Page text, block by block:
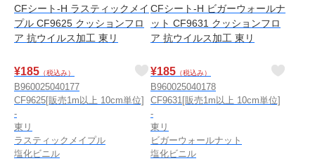
CFシート-H ラスティックメイ
プル CF9625 クッションフロ
ア 抗ウイルス加工 東リ
¥185 （税込み）
B960025040177
CF9625[販売1m以上 10cm単位]
-
東リ
ラスティックメイプル
塩化ビニル
CFシート-H ビガーウォールナ
ット CF9631 クッションフロ
ア 抗ウイルス加工 東リ
¥185 （税込み）
B960025040178
CF9631[販売1m以上 10cm単位]
-
東リ
ビガーウォールナット
塩化ビニル